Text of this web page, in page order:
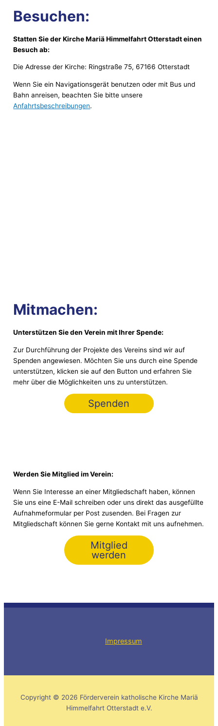
Besuchen:
Statten Sie der Kirche Mariä Himmelfahrt Otterstadt einen
Besuch ab:
Die Adresse der Kirche: Ringstraße 75, 67166 Otterstadt
Wenn Sie ein Navigationsgerät benutzen oder mit Bus und
Bahn anreisen, beachten Sie bitte unsere
Anfahrtsbeschreibungen.
Mitmachen:
Unterstützen Sie den Verein mit Ihrer Spende:
Zur Durchführung der Projekte des Vereins sind wir auf
Spenden angewiesen. Möchten Sie uns durch eine Spende
unterstützen, klicken sie auf den Button und erfahren Sie
mehr über die Möglichkeiten uns zu unterstützen.
Spenden
Werden Sie Mitglied im Verein:
Wenn Sie Interesse an einer Mitgliedschaft haben, können
Sie uns eine E-Mail schreiben oder uns direkt das ausgefüllte
Aufnahmeformular per Post zusenden. Bei Fragen zur
Mitgliedschaft können Sie gerne Kontakt mit uns aufnehmen.
Mitglied
werden
Impressum
Copyright © 2026 Förderverein katholische Kirche Mariä
Himmelfahrt Otterstadt e.V.